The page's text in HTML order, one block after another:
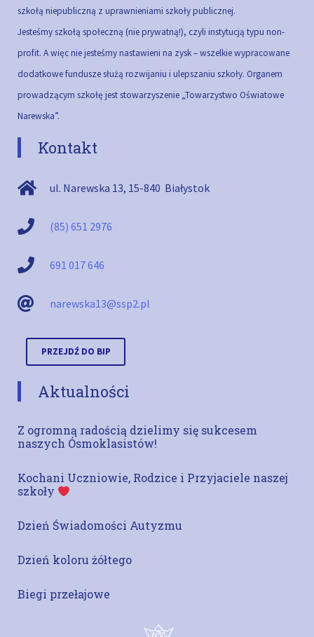
szkołą niepubliczną z uprawnieniami szkoły publicznej.
Jesteśmy szkołą społeczną (nie prywatną!), czyli instytucją typu non-
profit. A więc nie jesteśmy nastawieni na zysk – wszelkie wypracowane
dodatkowe fundusze służą rozwijaniu i ulepszaniu szkoły. Organem
prowadzącym szkołę jest stowarzyszenie „Towarzystwo Oświatowe
Narewska”.
Kontakt
ul. Narewska 13, 15-840 Białystok
(85) 651 2976
691 017 646
narewska13@ssp2.pl
PRZEJDŹ DO BIP
Aktualności
Z ogromną radością dzielimy się sukcesem
naszych Ósmoklasistów!
Kochani Uczniowie, Rodzice i Przyjaciele naszej
szkoły
Dzień Świadomości Autyzmu
Dzień koloru żółtego
Biegi przełajowe